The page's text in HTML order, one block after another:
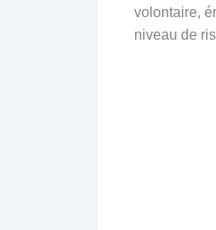
volontaire,
niveau de